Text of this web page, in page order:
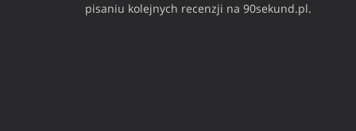
pisaniu kolejnych recenzji na 90sekund.pl.